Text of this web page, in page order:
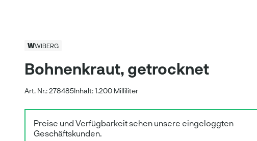
WIBERG
Bohnenkraut, getrocknet
Art. Nr.: 278485Inhalt: 1.200 Milliliter
Preise und Verfügbarkeit sehen unsere eingeloggten
Geschäftskunden.